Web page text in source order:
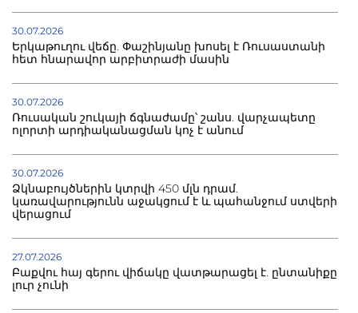
30.07.2026
Երկաթուղու վեճը. Փաշինյանը խոսել է Ռուսաստանի
հետ հնարավոր արբիտրաժի մասին
30.07.2026
Ռուսական շուկայի ճգնաժամը՝ շանս. վարչապետը
ոլորտի արդիականացման կոչ է անում
30.07.2026
Ձկնաբույծներին կտրվի 450 մլն դրամ.
կառավարությունն աջակցում է և պահանջում ստվերի
վերացում
27.07.2026
Բաքվու հայ գերու վիճակը վատթարացել է. ընտանիքը
լուր չունի